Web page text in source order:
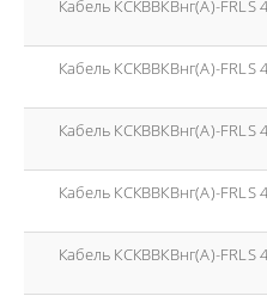
Кабель КСКВВКВнг(А)-FRLS
Кабель КСКВВКВнг(А)-FRLS
Кабель КСКВВКВнг(А)-FRLS
Кабель КСКВВКВнг(А)-FRLS
Кабель КСКВВКВнг(А)-FRLS